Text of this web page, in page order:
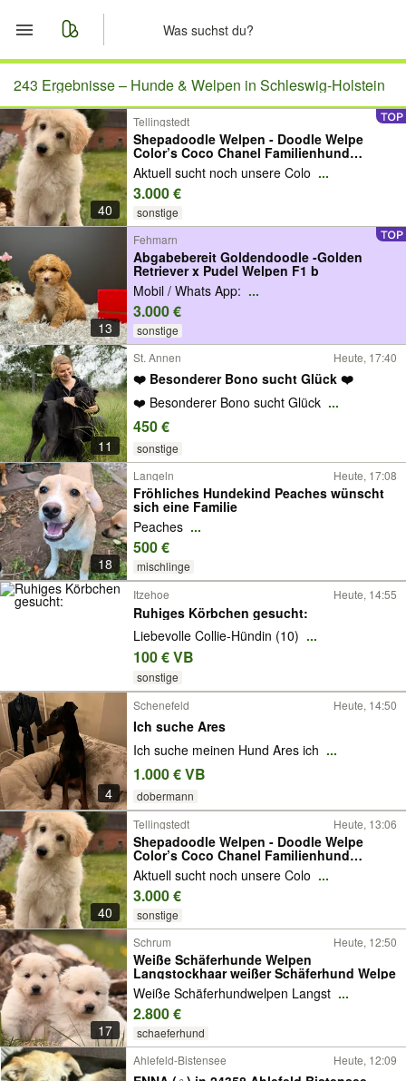
Start
Merkliste
Nachrichten
Anzeige aufgeben
243 Ergebnisse – Hunde & Welpen in Schleswig-Holstein
40
Tellingstedt
Shepadoodle Welpen - Doodle Welpe
Color’s Coco Chanel Familienhund
Therapiehund
Aktuell sucht noch unsere Colo ...
3.000 €
sonstige
13
Fehmarn
Abgabebereit Goldendoodle -Golden
Retriever x Pudel Welpen F1 b
Mobil / Whats App: ...
3.000 €
sonstige
11
St. Annen Heute, 17:40
❤️ Besonderer Bono sucht Glück ❤️
❤️ Besonderer Bono sucht Glück ...
450 €
sonstige
18
Langeln Heute, 17:08
Fröhliches Hundekind Peaches wünscht
sich eine Familie
Peaches ...
500 €
mischlinge
Itzehoe
Heute, 14:55
Ruhiges Körbchen gesucht:
Liebevolle Collie-Hündin (10) ...
100 € VB
sonstige
4
Schenefeld Heute, 14:50
Ich suche Ares
Ich suche meinen Hund Ares ich ...
1.000 € VB
dobermann
40
Tellingstedt Heute, 13:06
Shepadoodle Welpen - Doodle Welpe
Color’s Coco Chanel Familienhund
Therapiehund
Aktuell sucht noch unsere Colo ...
3.000 €
sonstige
17
Schrum Heute, 12:50
Weiße Schäferhunde Welpen
Langstockhaar weißer Schäferhund Welpe
Weiße Schäferhundwelpen Langst ...
2.800 €
schaeferhund
Ahlefeld-Bistensee Heute, 12:09